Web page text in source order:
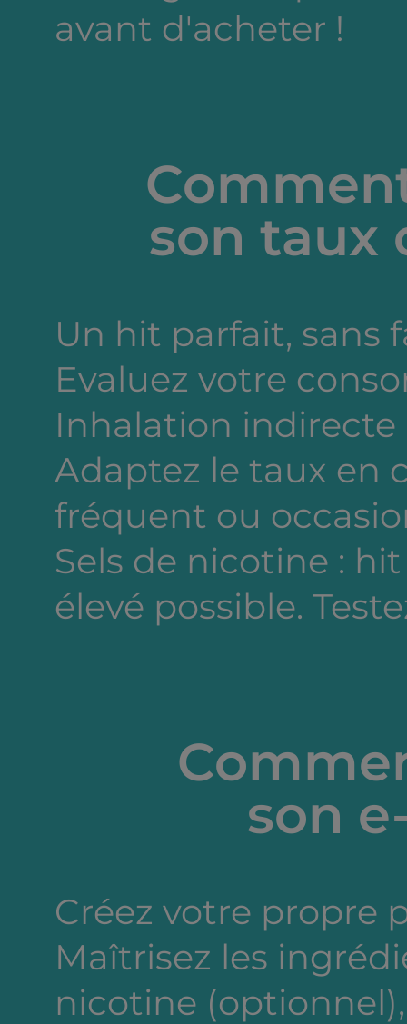
avant d'acheter !
son taux
Un hit parfait, sans
Evaluez votre
Inhalation indirecte
Adaptez le taux en
fréquent ou
Sels de nicotine :
élevé possible.
son
Créez votre propre
Maîtrisez les
nicotine